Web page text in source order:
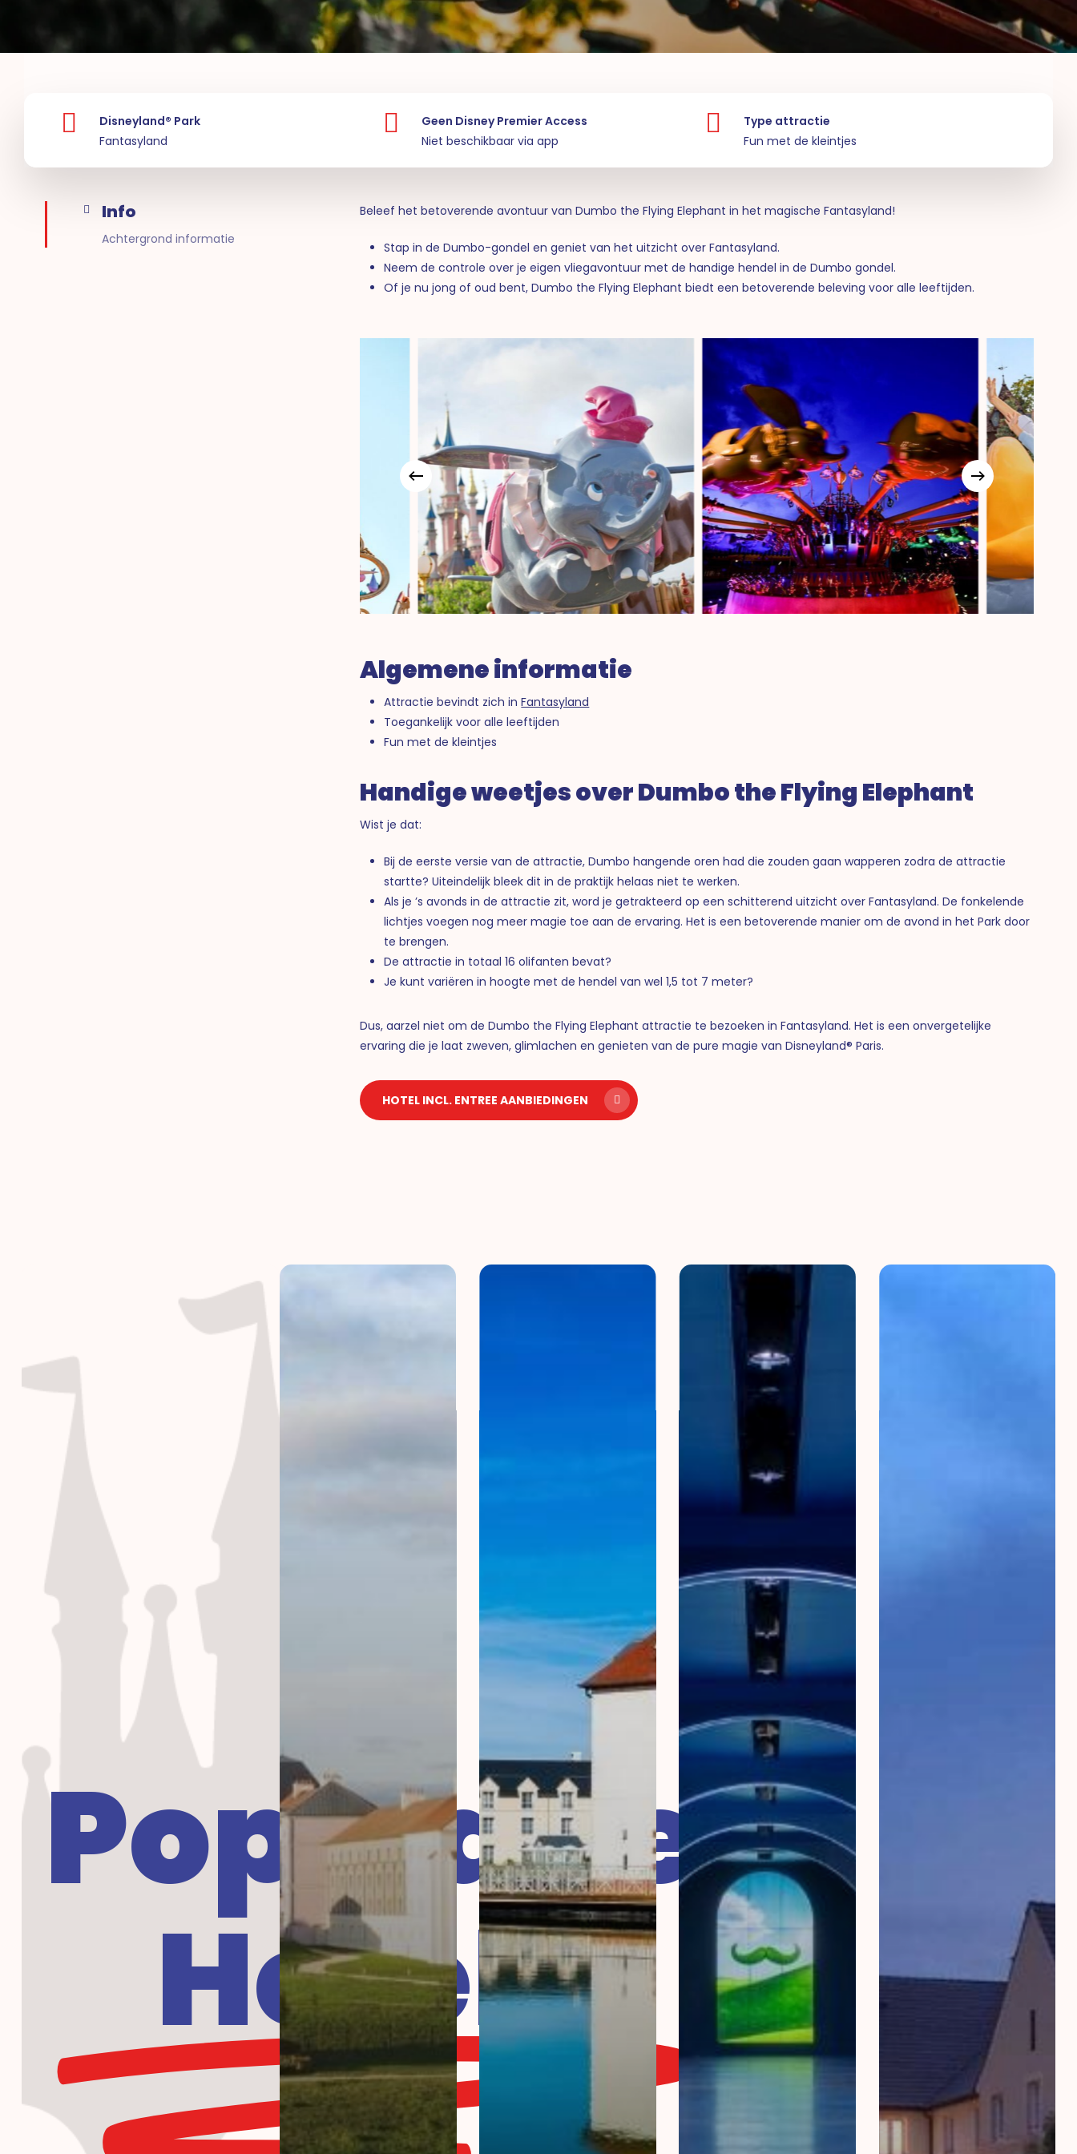
Disneyland® Park
Fantasyland
Geen Disney Premier Access
Niet beschikbaar via app
Type attractie
Fun met de kleintjes
Info
Achtergrond informatie
Beleef het betoverende avontuur van Dumbo the Flying Elephant in het magische Fantasyland!
Stap in de Dumbo-gondel en geniet van het uitzicht over Fantasyland.
Neem de controle over je eigen vliegavontuur met de handige hendel in de Dumbo gondel.
Of je nu jong of oud bent, Dumbo the Flying Elephant biedt een betoverende beleving voor alle leeftijden.
Algemene informatie
Attractie bevindt zich inFantasyland
Toegankelijk voor alle leeftijden
Fun met de kleintjes
Handige weetjes over Dumbo the Flying Elephant
Wist je dat:
Bij de eerste versie van de attractie, Dumbo hangende oren had die zouden gaan wapperen zodra de attractie
startte? Uiteindelijk bleek dit in de praktijk helaas niet te werken.
Als je ’s avonds in de attractie zit, word je getrakteerd op een schitterend uitzicht over Fantasyland. De fonkelende
lichtjes voegen nog meer magie toe aan de ervaring. Het is een betoverende manier om de avond in het Park door
te brengen.
De attractie in totaal 16 olifanten bevat?
Je kunt variëren in hoogte met de hendel van wel 1,5 tot 7 meter?
Dus, aarzel niet om de Dumbo the Flying Elephant attractie te bezoeken in Fantasyland. Het is een onvergetelijke
ervaring die je laat zweven, glimlachen en genieten van de pure magie van Disneyland® Paris.
HOTEL INCL. ENTREE AANBIEDINGEN
Populaire
Hotels